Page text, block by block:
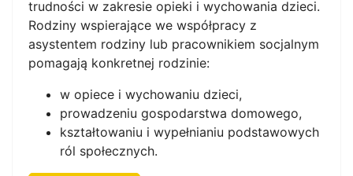
trudności w zakresie opieki i wychowania dzieci.
Rodziny wspierające we współpracy z
asystentem rodziny lub pracownikiem socjalnym
pomagają konkretnej rodzinie:
w opiece i wychowaniu dzieci,
prowadzeniu gospodarstwa domowego,
kształtowaniu i wypełnianiu podstawowych
ról społecznych.